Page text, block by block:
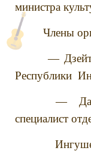
министра
Члены
—
Республики
—
специалист